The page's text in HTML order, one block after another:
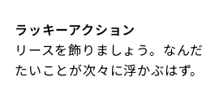
ラッキーアクション
リースを飾りましょう。なん
たいことが次々に浮かぶはず。